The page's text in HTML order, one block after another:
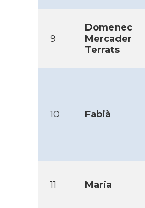
9
Domenec
Mercader
Terrats
10 Fabià
11 Maria